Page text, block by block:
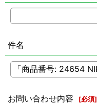
件名
お問い合わせ内容 [必須]